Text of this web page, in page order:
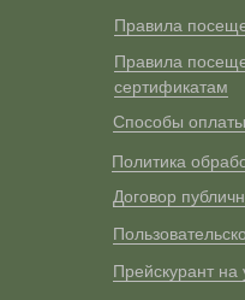
Прейскурант на
Договор
Правила
сертификатам
Способы оплаты
Правила
Политика